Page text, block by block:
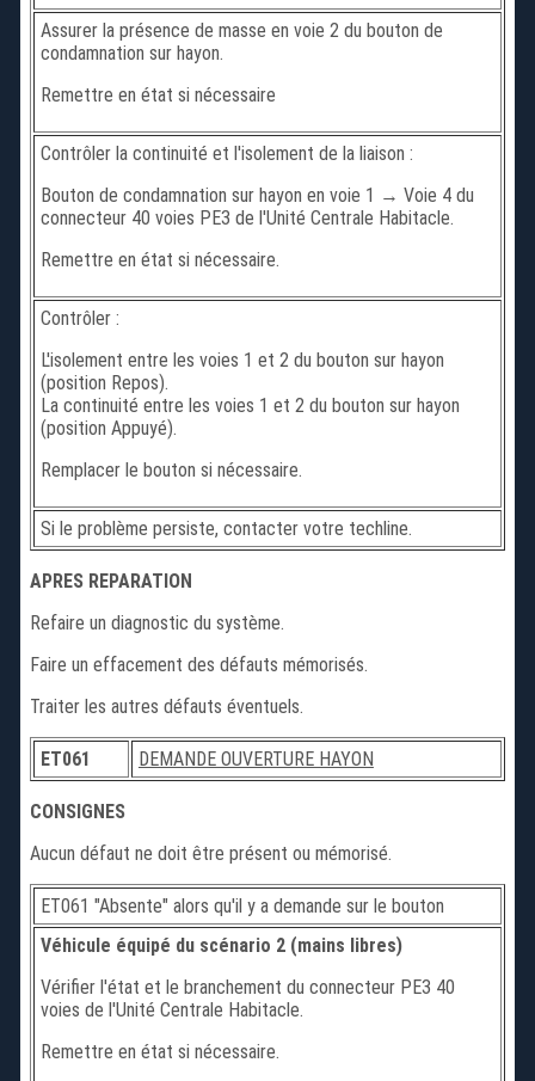
Assurer la présence de masse en voie 2 du bouton de
condamnation sur hayon.
Remettre en état si nécessaire
Contrôler la continuité et l'isolement de la liaison :
Bouton de condamnation sur hayon en voie 1 → Voie 4 du
connecteur 40 voies PE3 de l'Unité Centrale Habitacle.
Remettre en état si nécessaire.
Contrôler :
L'isolement entre les voies 1 et 2 du bouton sur hayon
(position Repos).
La continuité entre les voies 1 et 2 du bouton sur hayon
(position Appuyé).
Remplacer le bouton si nécessaire.
Si le problème persiste, contacter votre techline.
APRES REPARATION
Refaire un diagnostic du système.
Faire un effacement des défauts mémorisés.
Traiter les autres défauts éventuels.
ET061 DEMANDE OUVERTURE HAYON
CONSIGNES
Aucun défaut ne doit être présent ou mémorisé.
ET061 "Absente" alors qu'il y a demande sur le bouton
Véhicule équipé du scénario 2 (mains libres)
Vérifier l'état et le branchement du connecteur PE3 40
voies de l'Unité Centrale Habitacle.
Remettre en état si nécessaire.